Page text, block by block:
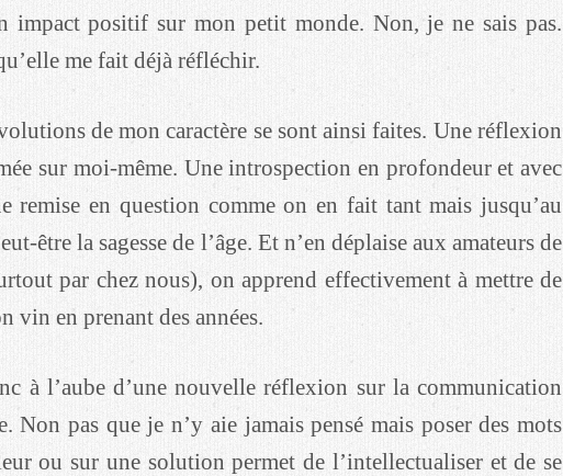
impact positif sur mon petit monde. Non, je ne sais pas.
me fait déjà réfléchir.
de mon caractère se sont ainsi faites. Une réflexion
sur moi-même. Une introspection en profondeur et avec
remise en question comme on en fait tant mais jusqu’au
être la sagesse de l’âge. Et n’en déplaise aux amateurs de
par chez nous), on apprend effectivement à mettre de
vin en prenant des années.
à l’aube d’une nouvelle réflexion sur la communication
Non pas que je n’y aie jamais pensé mais poser des mots
ou sur une solution permet de l’intellectualiser et de se